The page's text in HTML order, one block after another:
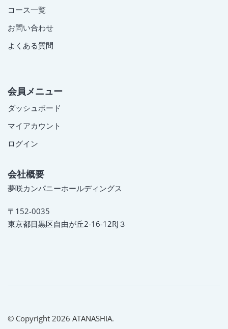
コース一覧
お問い合わせ
よくある質問
会員メニュー
ダッシュボード
マイアカウント
ログイン
会社概要
夢咲カンパニーホールディングス
〒152-0035
東京都目黒区自由が丘2-16-12RJ３
© Copyright 2026 ATANASHIA.